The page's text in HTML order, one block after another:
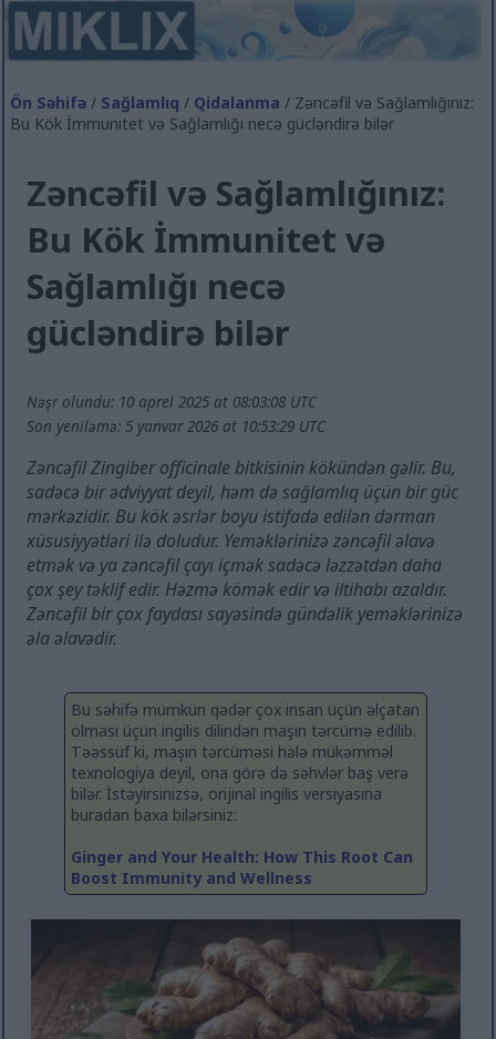
Ön Səhifə / Sağlamlıq / Qidalanma / Zəncəfil və Sağlamlığınız:
Bu Kök İmmunitet və Sağlamlığı necə gücləndirə bilər
Zəncəfil və Sağlamlığınız:
Bu Kök İmmunitet və
Sağlamlığı necə
gücləndirə bilər
Nəşr olundu: 10 aprel 2025 at 08:03:08 UTC
Son yeniləmə: 5 yanvar 2026 at 10:53:29 UTC
Zəncəfil Zingiber officinale bitkisinin kökündən gəlir. Bu,
sadəcə bir ədviyyat deyil, həm də sağlamlıq üçün bir güc
mərkəzidir. Bu kök əsrlər boyu istifadə edilən dərman
xüsusiyyətləri ilə doludur. Yeməklərinizə zəncəfil əlavə
etmək və ya zəncəfil çayı içmək sadəcə ləzzətdən daha
çox şey təklif edir. Həzmə kömək edir və iltihabı azaldır.
Zəncəfil bir çox faydası sayəsində gündəlik yeməklərinizə
əla əlavədir.
Bu səhifə mümkün qədər çox insan üçün əlçatan
olması üçün ingilis dilindən maşın tərcümə edilib.
Təəssüf ki, maşın tərcüməsi hələ mükəmməl
texnologiya deyil, ona görə də səhvlər baş verə
bilər. İstəyirsinizsə, orijinal ingilis versiyasına
buradan baxa bilərsiniz:
Ginger and Your Health: How This Root Can
Boost Immunity and Wellness